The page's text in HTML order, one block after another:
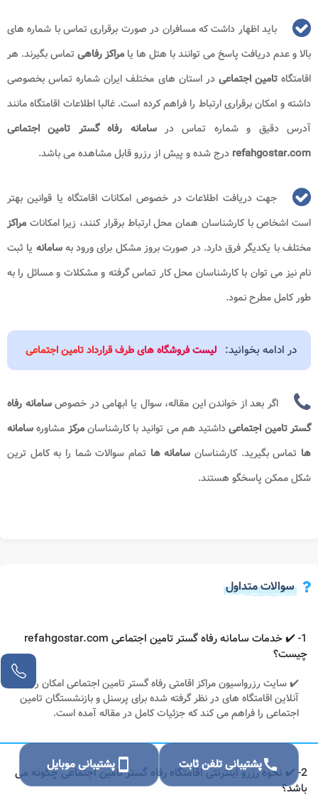
باید اظهار داشت که مسافران در صورت برقراری تماس با شماره های
بالا و عدم دریافت پاسخ می توانند با هتل ها یا مراکز رفاهی تماس بگیرند. هر
اقامتگاهتامین اجتماعی در استان های مختلف ایران شماره تماس بخصوصی
داشته و امکان برقراری ارتباط را فراهم کرده است. غالبا اطلاعات اقامتگاه مانند
آدرس دقیق و شماره تماس درسامانه رفاه گستر تامین اجتماعی
refahgostar.com درج شده و پیش از رزرو قابل مشاهده می باشد.
جهت دریافت اطلاعات در خصوص امکانات اقامتگاه یا قوانین بهتر
است اشخاص با کارشناسان همان محل ارتباط برقرار کنند، زیرا امکانات مراکز
مختلف با یکدیگر فرق دارد. در صورت بروز مشکل برای ورود بهسامانه یا ثبت
نام نیز می توان با کارشناسان محل کار تماس گرفته و مشکلات و مسائل را به
طور کامل مطرح نمود.
در ادامه بخوانید: لیست فروشگاه های طرف قرارداد تامین اجتماعی
اگر بعد از خواندن این مقاله، سوال یا ابهامی در خصوص سامانه رفاه
گستر تامین اجتماعی داشتید هم می توانید با کارشناسانمرکزمشاورهسامانه
ها تماس بگیرید. کارشناسانسامانه ها تمام سوالات شما را به کامل ترین
شکل ممکن پاسخگو هستند.
سوالات متداول
1- ✔️ خدمات سامانه رفاه گستر تامین اجتماعی refahgostar.com
چیست؟
✔️ سایت رزرواسیون مراکز اقامتی رفاه گستر تامین اجتماعی امکان رزرو
آنلاین اقامتگاه های در نظر گرفته شده برای پرسنل و بازنشستگان تامین
اجتماعی را فراهم می کند که جزئیات کامل در مقاله آمده است.
2- ✔️ نحوه رزرو اینترنتی اقامتگاه رفاه گستر تامین اجتماعی چگونه می
باشد؟
callپشتیبانی تلفن ثابت smartphoneپشتیبانی موبایل